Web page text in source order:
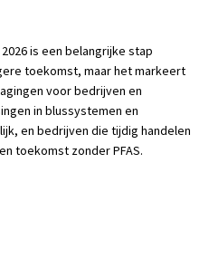
is een belangrijke stap
toekomst, maar het markeert
voor bedrijven en
in blussystemen en
en bedrijven die tijdig handelen
toekomst zonder PFAS.